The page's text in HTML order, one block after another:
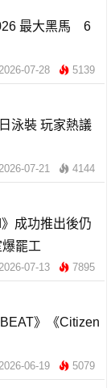
最大黑馬 6
2026-07-28 5139
泳裝 玩家熱議
2026-07-21 4144
成功推出後仍
罷工
2026-07-13 7895
》《Citizen
2026-06-19 5079